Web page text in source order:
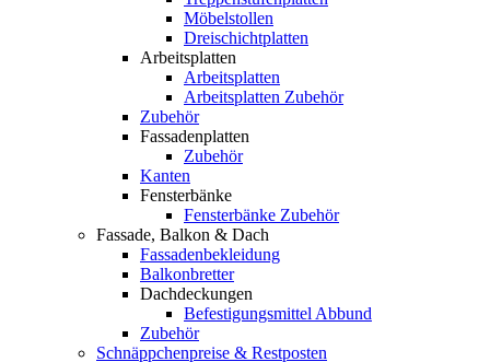
Möbelstollen
Dreischichtplatten
Arbeitsplatten
Arbeitsplatten
Arbeitsplatten Zubehör
Zubehör
Fassadenplatten
Zubehör
Kanten
Fensterbänke
Fensterbänke Zubehör
Fassade, Balkon & Dach
Fassadenbekleidung
Balkonbretter
Dachdeckungen
Befestigungsmittel Abbund
Zubehör
Schnäppchenpreise & Restposten